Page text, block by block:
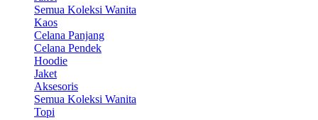
Semua Koleksi Wanita
Kaos
Celana Panjang
Celana Pendek
Hoodie
Jaket
Aksesoris
Semua Koleksi Wanita
Topi